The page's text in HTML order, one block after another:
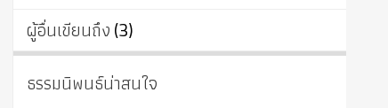
ผู้อื่นเขียนถึง(3)
ธรรมนิพนธ์น่าสนใจ